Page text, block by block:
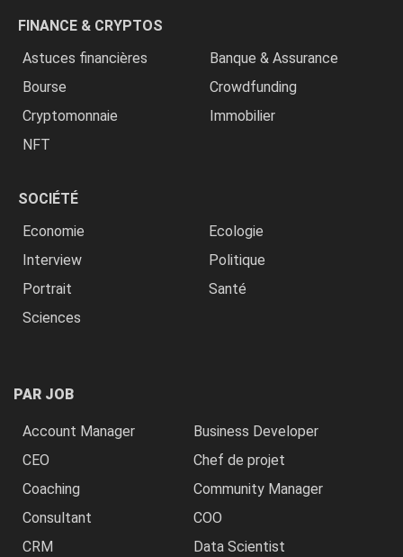
FINANCE & CRYPTOS
Astuces financières
Banque & Assurance
Bourse
Crowdfunding
Cryptomonnaie
Immobilier
NFT
SOCIÉTÉ
Economie
Ecologie
Interview
Politique
Portrait
Santé
Sciences
PAR JOB
Account Manager
Business Developer
CEO
Chef de projet
Coaching
Community Manager
Consultant
COO
CRM
Data Scientist